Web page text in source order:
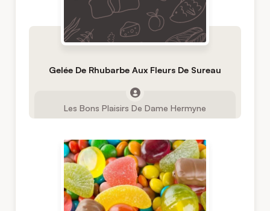
Gelée De Rhubarbe Aux Fleurs De Sureau
Les Bons Plaisirs De Dame Hermyne